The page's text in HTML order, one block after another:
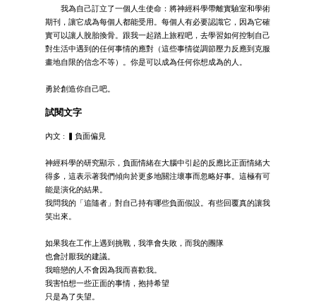
我為自己訂立了一個人生使命：將神經科學帶離實驗室和學術
期刊，讓它成為每個人都能受用。每個人有必要認識它，因為它確
實可以讓人脫胎換骨。跟我一起踏上旅程吧，去學習如何控制自己
對生活中遇到的任何事情的應對（這些事情從調節壓力反應到克服
畫地自限的信念不等）。你是可以成為任何你想成為的人。
勇於創造你自己吧。
試閱文字
內文 : ▍負面偏見
神經科學的研究顯示，負面情緒在大腦中引起的反應比正面情緒大
得多，這表示著我們傾向於更多地關注壞事而忽略好事。這極有可
能是演化的結果。
我問我的「追隨者」對自己持有哪些負面假設。有些回覆真的讓我
笑出來。
如果我在工作上遇到挑戰，我準會失敗，而我的團隊
也會討厭我的建議。
我暗戀的人不會因為我而喜歡我。
我害怕想一些正面的事情，抱持希望
只是為了失望。